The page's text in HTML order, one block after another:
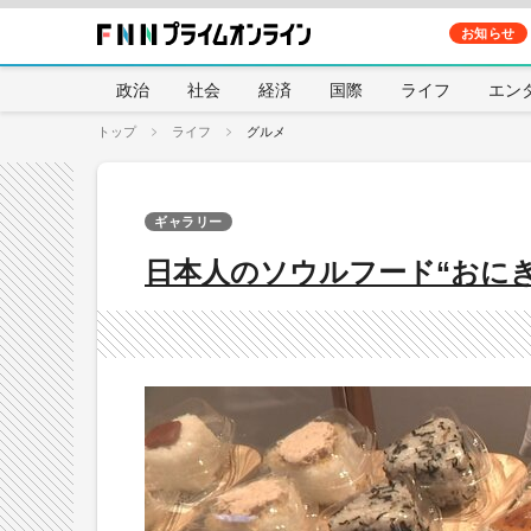
お知らせ
政治 社会 経済 国際 ライフ エン
トップ ライフ グルメ
日本人のソウルフード“お
ギャラリー